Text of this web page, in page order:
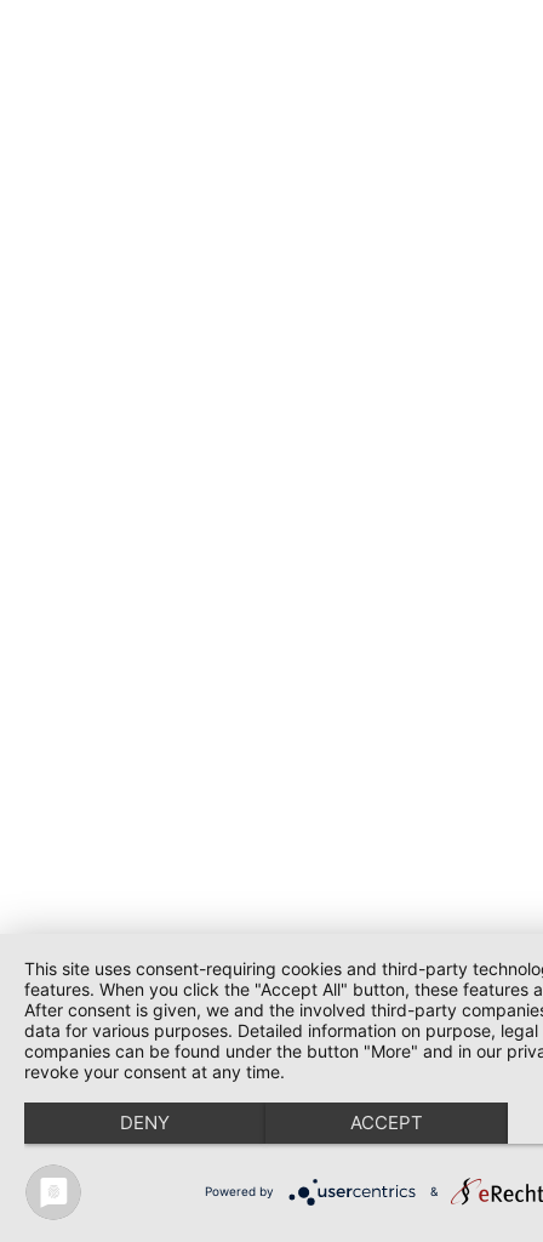
This site uses consent-requiring cookies and third-party
features. When you click the "Accept All" button, these features
After consent is given, we and the involved third-party
data for various purposes. Detailed information on purpose,
companies can be found under the button "More" and in our
revoke your consent at any time.
DENY ACCEPT
Powered by &